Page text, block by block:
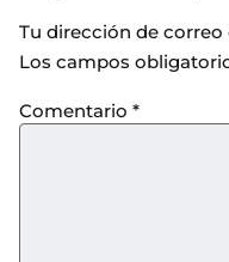
Tu dirección de
Los campos
Comentario *